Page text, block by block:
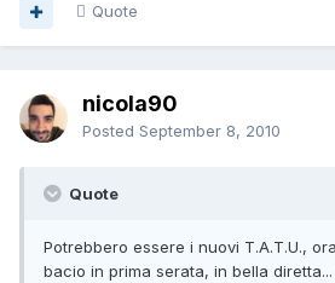
Quote
nicola90
Posted September 8, 2010
Quote
Potrebbero essere i nuovi T.A.T.U.,
bacio in prima serata, in bella diretta...